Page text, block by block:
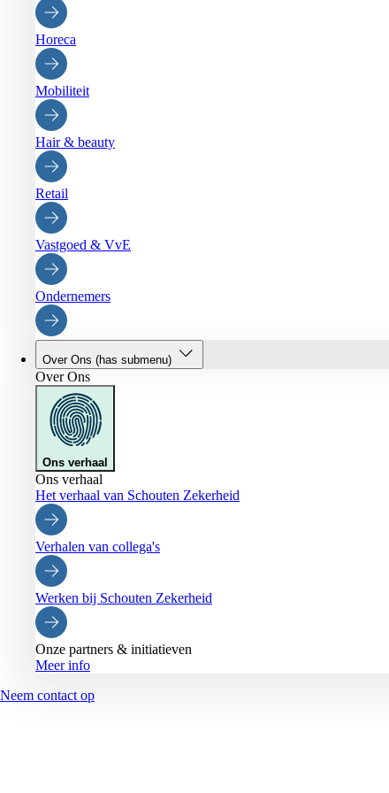
Horeca
Mobiliteit
Hair & beauty
Retail
Vastgoed & VvE
Ondernemers
Over Ons (has submenu)
Over Ons
Ons verhaal
Ons verhaal
Het verhaal van Schouten Zekerheid
Verhalen van collega's
Werken bij Schouten Zekerheid
Onze partners & initiatieven
Meer info
Neem contact op